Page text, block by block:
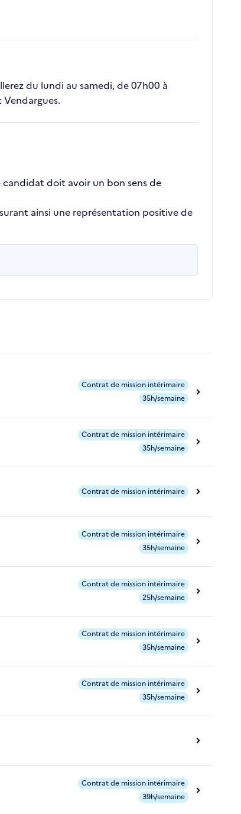
du lundi au samedi, de 07h00 à
Vendargues.
doit avoir un bon sens de
ainsi une représentation positive de
Contrat de mission intérimaire
35h/semaine
Contrat de mission intérimaire
35h/semaine
Contrat de mission intérimaire
Contrat de mission intérimaire
35h/semaine
Contrat de mission intérimaire
25h/semaine
Contrat de mission intérimaire
35h/semaine
Contrat de mission intérimaire
35h/semaine
Contrat de mission intérimaire
39h/semaine